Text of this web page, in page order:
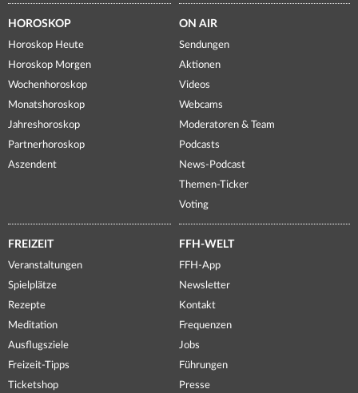
HOROSKOP
Horoskop Heute
Horoskop Morgen
Wochenhoroskop
Monatshoroskop
Jahreshoroskop
Partnerhoroskop
Aszendent
ON AIR
Sendungen
Aktionen
Videos
Webcams
Moderatoren & Team
Podcasts
News-Podcast
Themen-Ticker
Voting
FREIZEIT
Veranstaltungen
Spielplätze
Rezepte
Meditation
Ausflugsziele
Freizeit-Tipps
Ticketshop
FFH-WELT
FFH-App
Newsletter
Kontakt
Frequenzen
Jobs
Führungen
Presse